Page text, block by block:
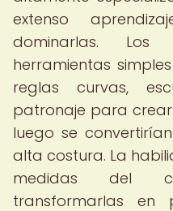
extenso
dominarlas. Los
herramientas
reglas curvas,
patronaje para
luego se
alta costura. La
medidas del
transformarlas en